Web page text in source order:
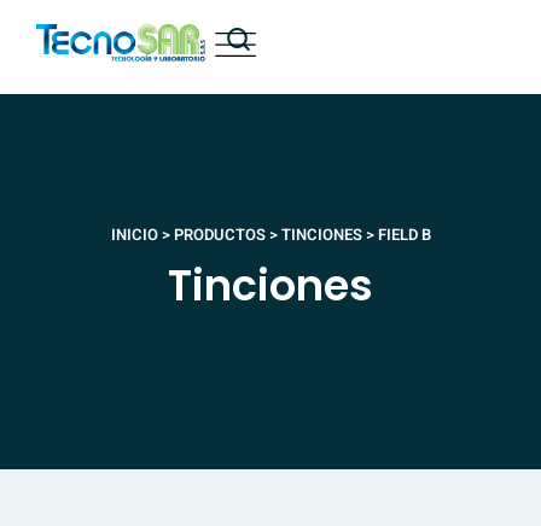
INICIO> PRODUCTOS>TINCIONES> FIELD B
Tinciones